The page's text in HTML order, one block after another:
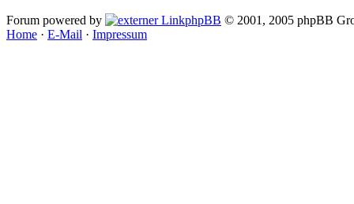
Forum powered by phpBB © 2001, 2005 phpBB
Home · E-Mail · Impressum